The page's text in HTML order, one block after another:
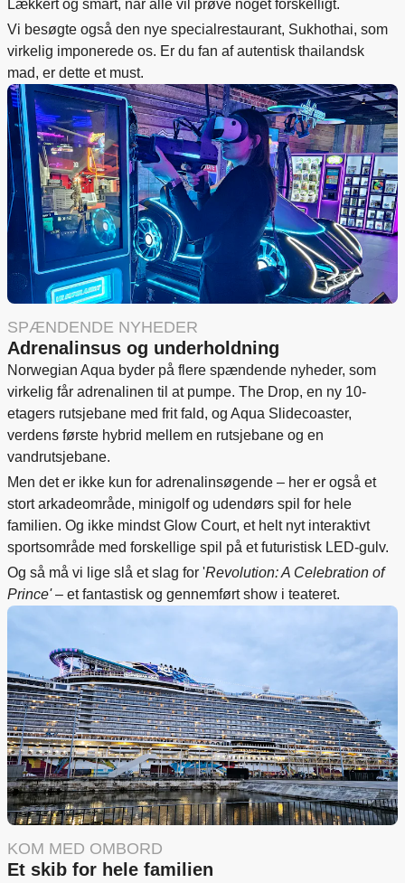
Lækkert og smart, når alle vil prøve noget forskelligt.
Vi besøgte også den nye specialrestaurant, Sukhothai, som
virkelig imponerede os. Er du fan af autentisk thailandsk
mad, er dette et must.
SPÆNDENDE NYHEDER
Adrenalinsus og underholdning
Norwegian Aqua byder på flere spændende nyheder, som
virkelig får adrenalinen til at pumpe. The Drop, en ny 10-
etagers rutsjebane med frit fald, og Aqua Slidecoaster,
verdens første hybrid mellem en rutsjebane og en
vandrutsjebane.
Men det er ikke kun for adrenalinsøgende – her er også et
stort arkadeområde, minigolf og udendørs spil for hele
familien. Og ikke mindst Glow Court, et helt nyt interaktivt
sportsområde med forskellige spil på et futuristisk LED-gulv.
Og så må vi lige slå et slag for 'Revolution: A Celebration of
Prince'– et fantastisk og gennemført show i teateret.
KOM MED OMBORD
Et skib for hele familien